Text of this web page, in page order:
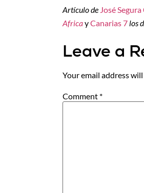
Artículo de José
AfricayCanarias 7los
Leave a
Your email address
Comment *